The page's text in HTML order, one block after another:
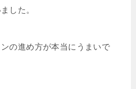
した。
の進め方が本当にうまいで